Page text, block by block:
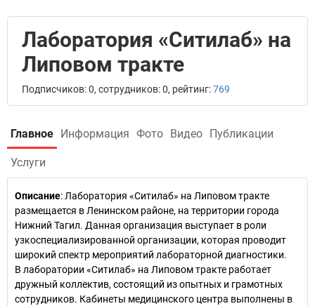
Лаборатория «Ситилаб» на
Липовом тракте
Подписчиков: 0, сотрудников: 0, рейтинг:769
Главное Информация Фото Видео Публикации
Услуги
Описание: Лаборатория «Ситилаб» на Липовом тракте
размещается в Ленинском районе, на территории города
Нижний Тагил. Данная организация выступает в роли
узкоспециализированной организации, которая проводит
широкий спектр мероприятий лабораторной диагностики.
В лаборатории «Ситилаб» на Липовом тракте работает
дружный коллектив, состоящий из опытных и грамотных
сотрудников. Кабинеты медицинского центра выполнены в